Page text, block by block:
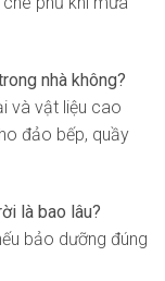
nhà không?
và vật liệu cao
đảo bếp, quầy
là bao lâu?
bảo dưỡng đúng